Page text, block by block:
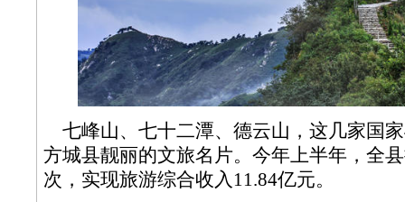
七峰山、七十二潭、德云山，这几家国
方城县靓丽的文旅名片。今年上半年，全
次，实现旅游综合收入11.84亿元。